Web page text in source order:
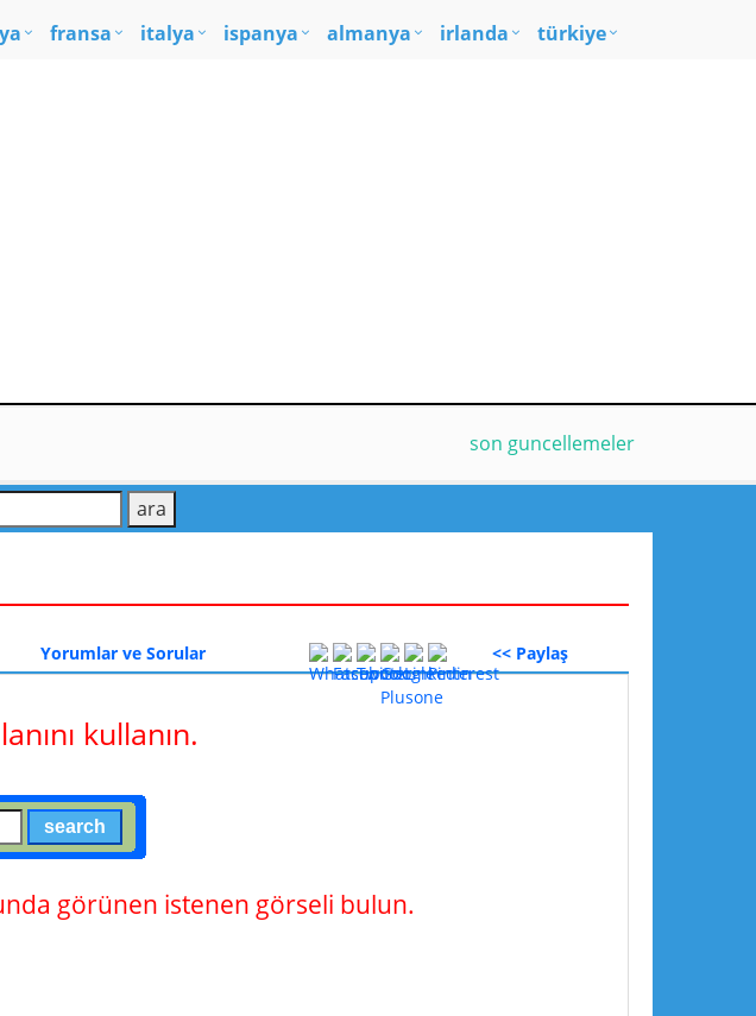
fransa italya ispanya almanya irlanda türkiye
son guncellemeler
Yorumlar ve Sorular << Paylaş
kullanın.
görünen istenen görseli bulun.